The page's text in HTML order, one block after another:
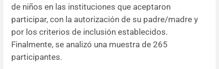
de niños en las instituciones que aceptaron
participar, con la autorización de su padre/madre y
por los criterios de inclusión establecidos.
Finalmente, se analizó una muestra de 265
participantes.